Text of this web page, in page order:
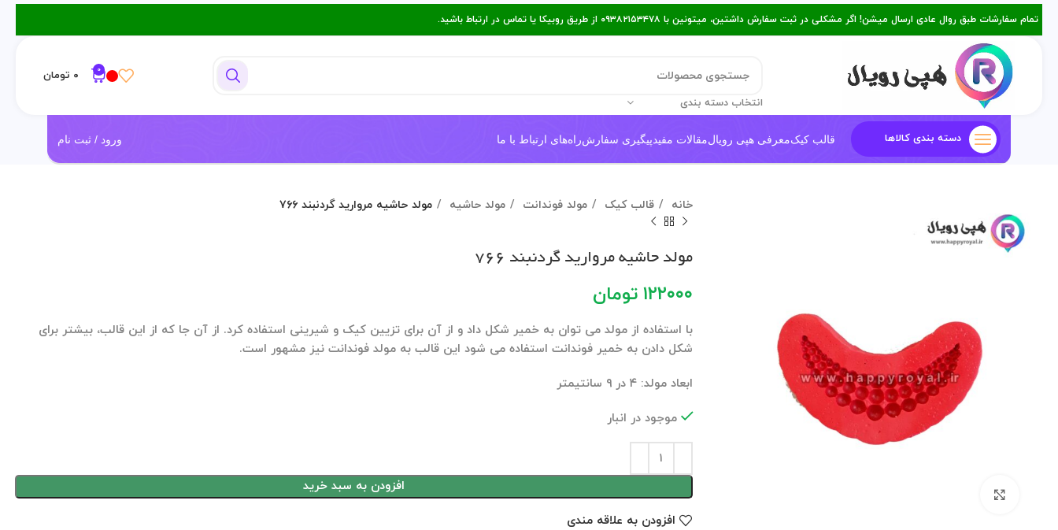
تمام سفارشات طبق روال عادی ارسال میشن! اگر مشکلی در ثبت سفارش داشتین، میتونین با ۰۹۳۸۲۱۵۳۴۷۸ از طریق روبیکا یا تماس در ارتباط باشید.
انتخاب دسته بندی
0 ۰ تومان
دسته بندی کالاها قالب کیکمعرفی هپی رویالمقالات مفیدپیگیری سفارشراه‌های ارتباط با ما ورود / ثبت نام
خانه قالب کیک مولد فوندانت مولد حاشیه مولد حاشیه مروارید گردنبند ۷۶۶
مولد حاشیه مروارید گردنبند ۷۶۶
۱۲۲۰۰۰ تومان
با استفاده از مولد می توان به خمیر شکل داد و از آن برای تزیین کیک و شیرینی استفاده کرد. از آن جا که از این قالب، بیشتر برای
شکل دادن به خمیر فوندانت استفاده می شود این قالب به مولد فوندانت نیز مشهور است.
ابعاد مولد: ۴ در ۹ سانتیمتر
موجود در انبار
افزودن به سبد خرید
افزودن به علاقه مندی